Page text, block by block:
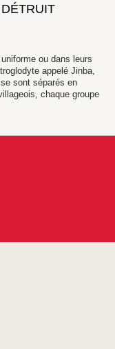
ou dans leurs
appelé Jinba,
sont séparés en
chaque groupe